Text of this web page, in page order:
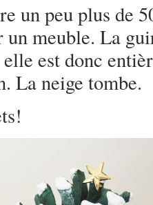
un peu plus de
meuble. La
est donc
La neige tombe.